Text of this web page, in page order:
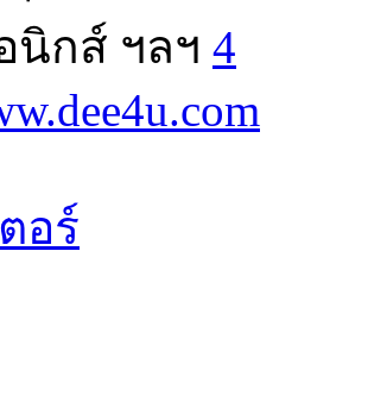
นิกส์ ฯลฯ 4
อร์